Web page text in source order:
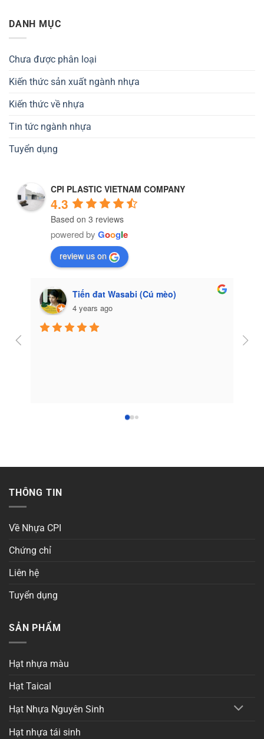
DANH MỤC
Chưa được phân loại
Kiến thức sản xuất ngành nhựa
Kiến thức về nhựa
Tin tức ngành nhựa
Tuyển dụng
CPI PLASTIC VIETNAM COMPANY
4.3
Based on 3 reviews
powered by Google
review us on
Tiến đat Wasabi (Cú mèo)
4 years ago
THÔNG TIN
Về Nhựa CPI
Chứng chỉ
Liên hệ
Tuyển dụng
SẢN PHẨM
Hạt nhựa màu
Hạt Taical
Hạt Nhựa Nguyên Sinh
Hạt nhựa tái sinh